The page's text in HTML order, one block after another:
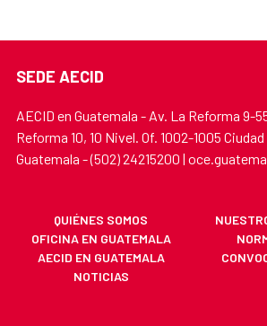
SEDE AECID
AECID en Guatemala - Av. La Reforma 9-
Reforma 10, 10 Nivel. Of. 1002-1005
Guatemala - (502) 24215200 |
QUIÉNES SOMOS
OFICINA EN GUATEMALA
AECID EN GUATEMALA
NOTICIAS